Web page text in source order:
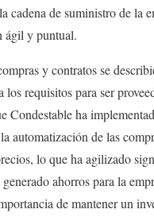
cadena de suministro de la
ágil y puntual.
y contratos se
los requisitos para ser
Condestable ha
automatización de las
lo que ha agilizado
ahorros para la
de mantener un